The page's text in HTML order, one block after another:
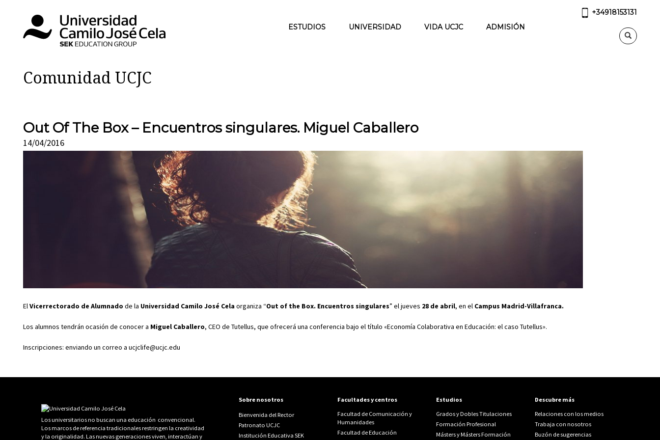
ESTUDIOS UNIVERSIDAD VIDA UCJC ADMISIÓN
+34918153131
Comunidad UCJC
Out Of The Box – Encuentros singulares. Miguel Caballero
14/04/2016
El Vicerrectorado de Alumnado de la Universidad Camilo José Cela organiza “Out of the Box. Encuentros singulares” el jueves 28 de abril, en el Campus Madrid-Villafranca.
Los alumnos tendrán ocasión de conocer a Miguel Caballero, CEO de Tutellus, que ofrecerá una conferencia bajo el título «Economía Colaborativa en Educación: el caso Tutellus».
Inscripciones: enviando un correo a ucjclife@ucjc.edu
Los universitarios no buscan una educación convencional.
Los marcos de referencia tradicionales restringen la creatividad
y la originalidad. Las nuevas generaciones viven, interactúan y
Sobre nosotros
Bienvenida del Rector
Patronato UCJC
Institución Educativa SEK
Facultades y centros
Facultad de Comunicación y
Humanidades
Facultad de Educación
Estudios
Grados y Dobles Titulaciones
Formación Profesional
Másters y Másters Formación
Descubre más
Relaciones con los medios
Trabaja con nosotros
Buzón de sugerencias